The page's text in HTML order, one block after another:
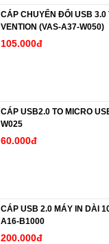
CÁP CHUYỂN ĐỔI USB 3.0
VENTION (VAS-A37-W050)
105.000đ
CÁP USB2.0 TO MICRO
W025
60.000đ
CÁP USB 2.0 MÁY IN DÀI
A16-B1000
200.000đ